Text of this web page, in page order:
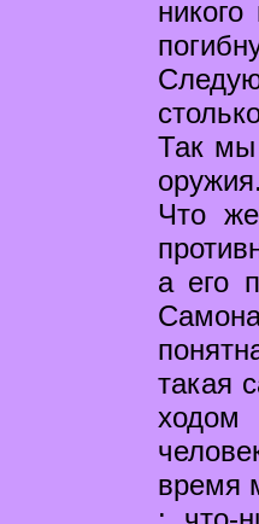
Так мы
оружия.
Что
а его
такая
ходом
время